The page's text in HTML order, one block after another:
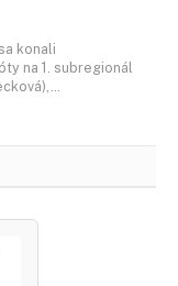
konali
na 1. subregionál